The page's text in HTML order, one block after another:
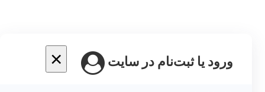
× ورود یا ثبت‌نام در سایت